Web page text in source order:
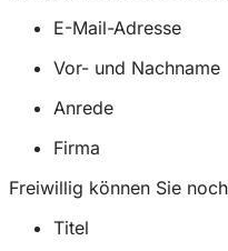
E-Mail-Adresse
Vor- und Nachname
Anrede
Firma
Freiwillig können Sie
Titel